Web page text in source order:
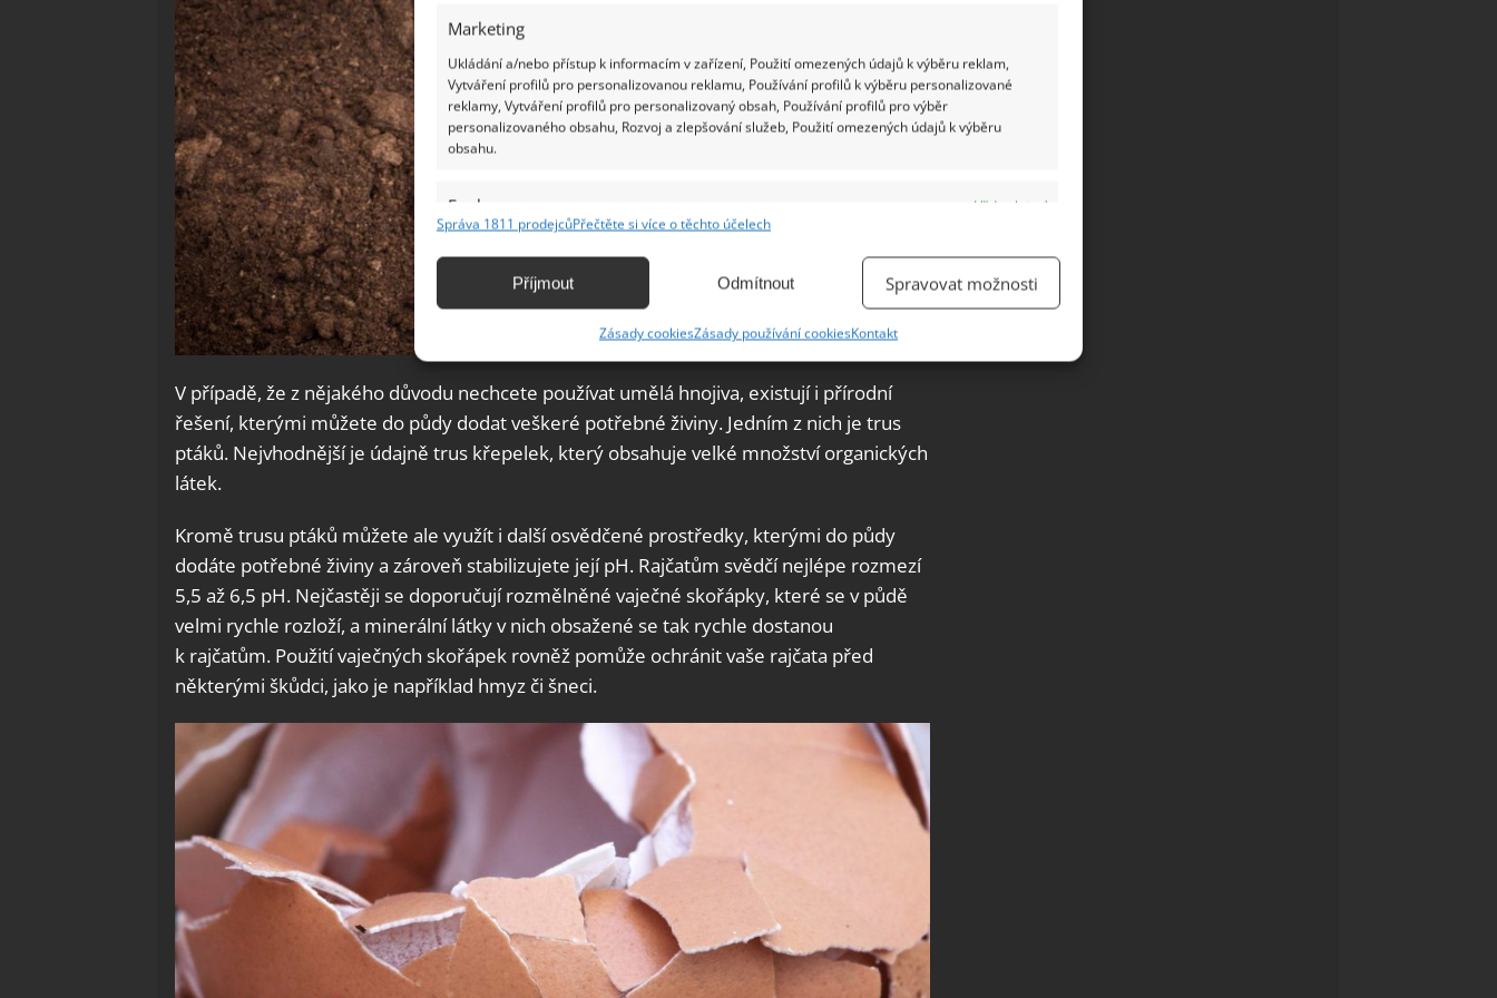
Marketing
Ukládání a/nebo přístup k informacím v zařízení, Použití omezených údajů k výběru reklam,
Vytváření profilů pro personalizovanou reklamu, Používání profilů k výběru personalizované
reklamy, Vytváření profilů pro personalizovaný obsah, Používání profilů pro výběr
personalizovaného obsahu, Rozvoj a zlepšování služeb, Použití omezených údajů k výběru
obsahu.
Funkce
Vždy aktivní
Identifikace zařízení na základě automaticky přenášených informací.
základě aktivně vyžádaných informací.
Zajištění bezpečnosti, předcházení a zjišťování podvodů a
odstraňování chyb, Poskytování a zobrazování reklamy a obsahu,
Ukládání a sdělování voleb ochrany osobních údajů.
Správa 1811 prodejcůPřečtěte si více o těchto účelech
Příjmout Odmítnout Spravovat možnosti
Zásady cookiesZásady používání cookiesKontakt
V případě, že z nějakého důvodu nechcete používat umělá hnojiva, existují i přírodní
řešení, kterými můžete do půdy dodat veškeré potřebné živiny. Jedním z nich je trus
ptáků. Nejvhodnější je údajně trus křepelek, který obsahuje velké množství organických
látek.
Kromě trusu ptáků můžete ale využít i další osvědčené prostředky, kterými do půdy
dodáte potřebné živiny a zároveň stabilizujete její pH. Rajčatům svědčí nejlépe rozmezí
5,5 až 6,5 pH. Nejčastěji se doporučují rozmělněné vaječné skořápky, které se v půdě
velmi rychle rozloží, a minerální látky v nich obsažené se tak rychle dostanou
k rajčatům. Použití vaječných skořápek rovněž pomůže ochránit vaše rajčata před
některými škůdci, jako je například hmyz či šneci.